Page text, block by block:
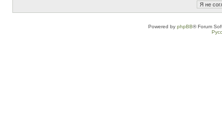
Powered by phpBB® Forum